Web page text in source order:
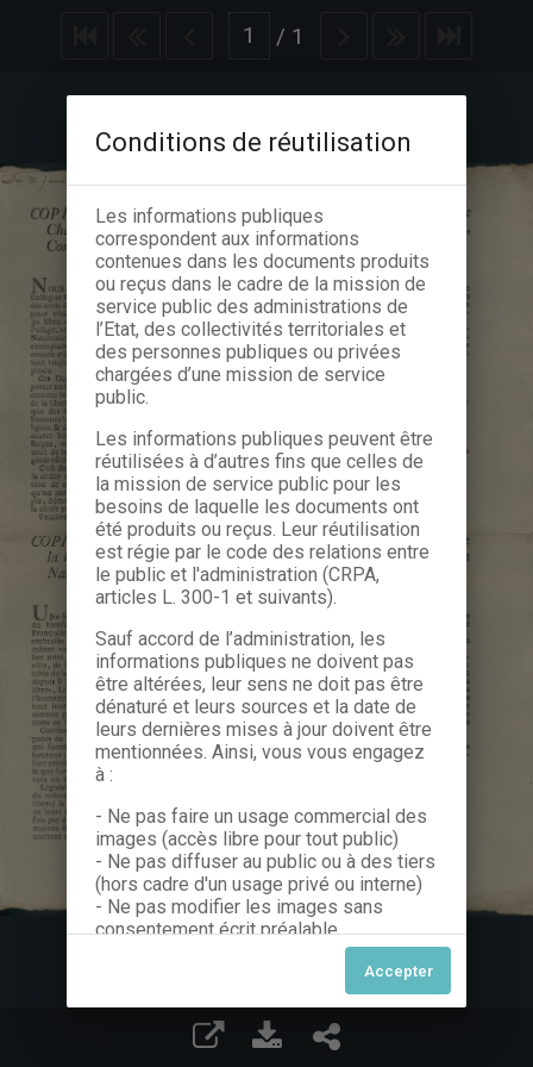
/ 1
Conditions de réutilisation
Les informations publiques
correspondent aux informations
contenues dans les documents produits
ou reçus dans le cadre de la mission de
service public des administrations de
l’Etat, des collectivités territoriales et
des personnes publiques ou privées
chargées d’une mission de service
public.
Les informations publiques peuvent être
réutilisées à d’autres fins que celles de
la mission de service public pour les
besoins de laquelle les documents ont
été produits ou reçus. Leur réutilisation
est régie par le code des relations entre
le public et l'administration (CRPA,
articles L. 300-1 et suivants).
Sauf accord de l’administration, les
informations publiques ne doivent pas
être altérées, leur sens ne doit pas être
dénaturé et leurs sources et la date de
leurs dernières mises à jour doivent être
mentionnées. Ainsi, vous vous engagez
à :
- Ne pas faire un usage commercial des
images (accès libre pour tout public)
- Ne pas diffuser au public ou à des tiers
(hors cadre d'un usage privé ou interne)
- Ne pas modifier les images sans
consentement écrit préalable
Dans le cas contraire, nous vous invitons
à nous contacter afin de solliciter le type
de Licence souhaitée parmi celles
proposées et le cas échéant, acquitter